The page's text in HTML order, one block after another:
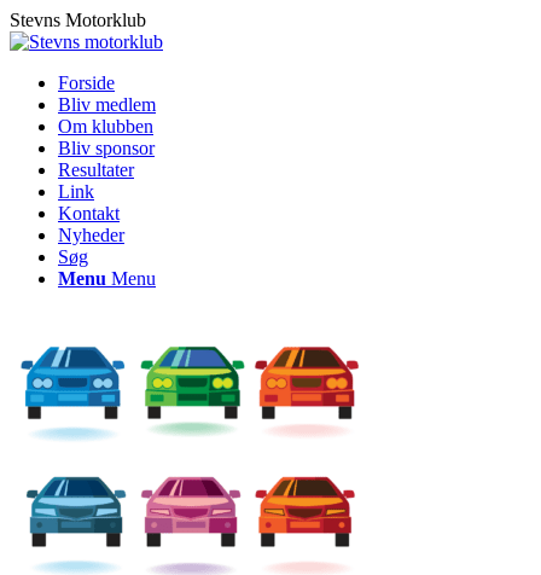
Stevns Motorklub
Forside
Bliv medlem
Om klubben
Bliv sponsor
Resultater
Link
Kontakt
Nyheder
Søg
Menu Menu